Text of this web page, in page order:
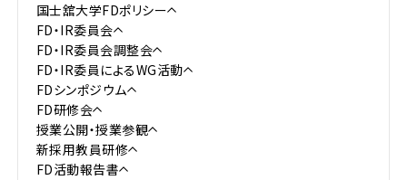
国士舘大学FDポリシー
FD・IR委員会
FD・IR委員会調整会
FD・IR委員によるWG活動
FDシンポジウム
FD研修会
授業公開・授業参観
新採用教員研修
FD活動報告書